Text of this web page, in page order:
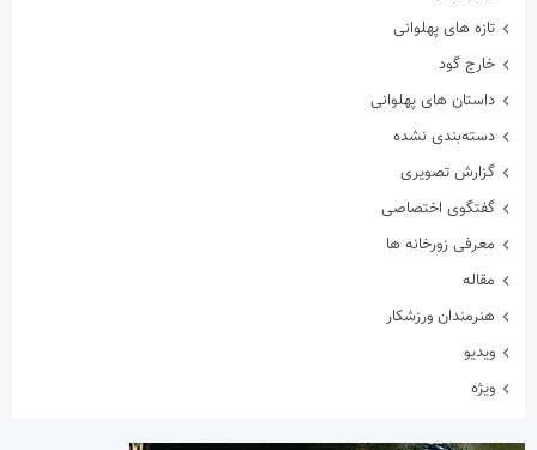
تازه های پهلوانی
خارج گود
داستان های پهلوانی
دسته‌بندی نشده
گزارش تصویری
گفتگوی اختصاصی
معرفی زورخانه ها
مقاله
هنرمندان ورزشکار
ویدیو
ویژه